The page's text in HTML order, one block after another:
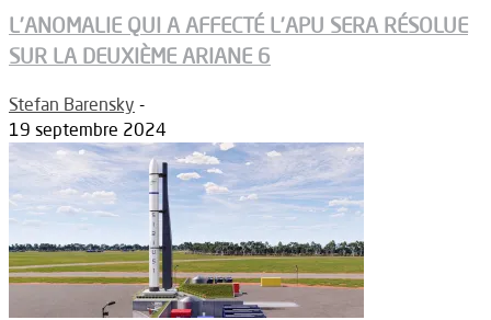
L’ANOMALIE QUI A AFFECTÉ L’APU SERA RÉSOLUE
SUR LA DEUXIÈME ARIANE 6
Stefan Barensky -
19 septembre 2024